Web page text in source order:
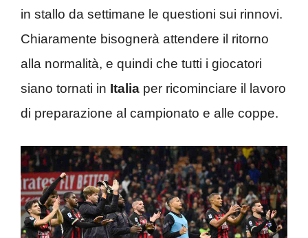
in stallo da settimane le questioni sui rinnovi.
Chiaramente bisognerà attendere il ritorno
alla normalità, e quindi che tutti i giocatori
siano tornati in Italia per ricominciare il lavoro
di preparazione al campionato e alle coppe.